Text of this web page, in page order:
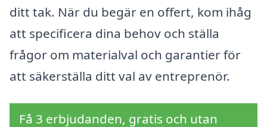
ditt tak. När du begär en offert, kom ihåg
att specificera dina behov och ställa
frågor om materialval och garantier för
att säkerställa ditt val av entreprenör.
Få 3 erbjudanden, gratis och utan